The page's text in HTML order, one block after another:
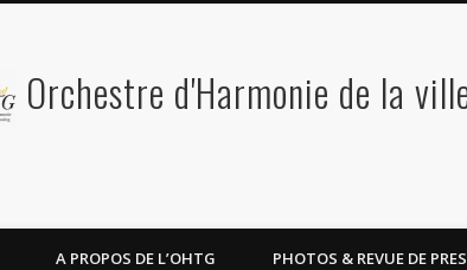
Orchestre d'Harmonie de la
A PROPOS DE L’OHTG PHOTOS & REVUE DE